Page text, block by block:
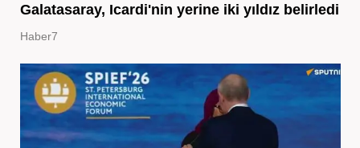
Galatasaray, Icardi'nin yerine iki yıldız belirledi
Haber7